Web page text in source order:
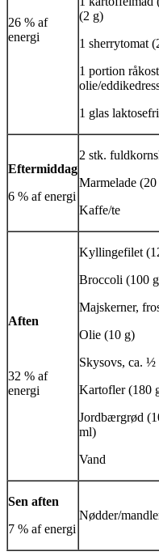
26 % af
energi
(2 g)
1 sherrytomat
1 portion
olie/
1 glas
Eftermiddag
6 % af energi
2 stk.
Marmelade
Kaffe/te
Aften
32 % af
energi
Kyllingefilet
Broccoli (100
Majskerner,
Olie (10 g)
Skysovs, ca.
Kartofler (180
Jordbærgrød
ml)
Vand
Sen aften
7 % af energi
Nødder/